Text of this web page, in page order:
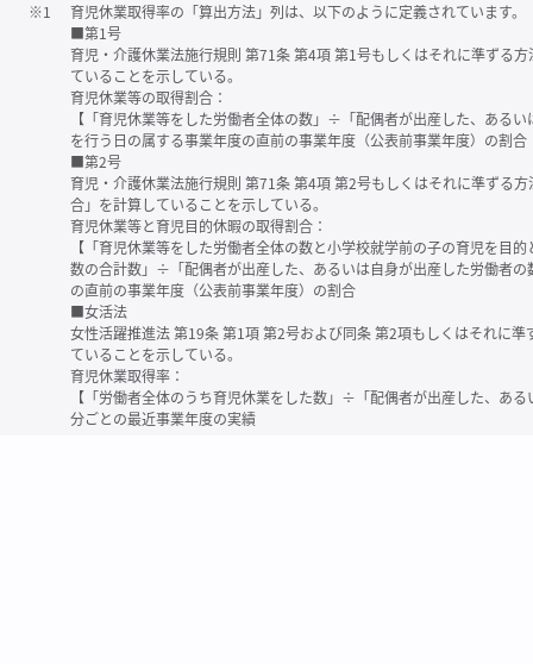
※1
育児休業取得率の「算出方法」列は、以下のように定義されています。
■第1号
育児・介護休業法施行規則 第71条 第4項 第1号もしくはそれに準ずる
ていることを示している。
育児休業等の取得割合：
【「育児休業等をした労働者全体の数」÷「配偶者が出産した、ある
を行う日の属する事業年度の直前の事業年度（公表前事業年度）の割合
■第2号
育児・介護休業法施行規則 第71条 第4項 第2号もしくはそれに準ずる
合」を計算していることを示している。
育児休業等と育児目的休暇の取得割合：
【「育児休業等をした労働者全体の数と小学校就学前の子の育児を目
数の合計数」÷「配偶者が出産した、あるいは自身が出産した労働者
の直前の事業年度（公表前事業年度）の割合
■女活法
女性活躍推進法 第19条 第1項 第2号および同条 第2項もしくはそれに
ていることを示している。
育児休業取得率：
【「労働者全体のうち育児休業をした数」÷「配偶者が出産した、あ
分ごとの最近事業年度の実績